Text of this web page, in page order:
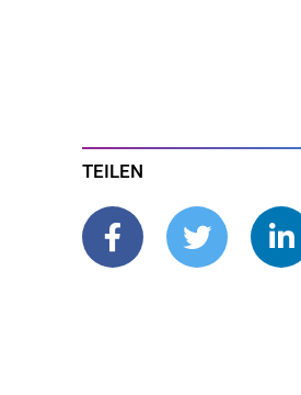
TEILEN